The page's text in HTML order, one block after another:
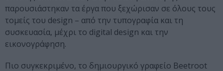
παρουσιάστηκαν τα έργα που ξεχώρισαν σε όλους τους
τομείς του design – από την τυπογραφία και τη
συσκευασία, μέχρι το digital design και την
εικονογράφηση.
Πιο συγκεκριμένο, το δημιουργικό γραφείο Beetroot